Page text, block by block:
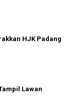
HJK Padang
Lawan